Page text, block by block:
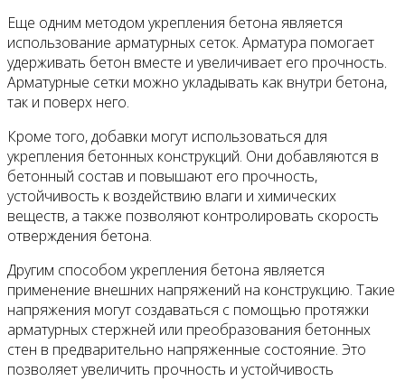
Еще одним методом укрепления бетона является
использование арматурных сеток. Арматура помогает
удерживать бетон вместе и увеличивает его прочность.
Арматурные сетки можно укладывать как внутри бетона,
так и поверх него.
Кроме того, добавки могут использоваться для
укрепления бетонных конструкций. Они добавляются в
бетонный состав и повышают его прочность,
устойчивость к воздействию влаги и химических
веществ, а также позволяют контролировать скорость
отверждения бетона.
Другим способом укрепления бетона является
применение внешних напряжений на конструкцию. Такие
напряжения могут создаваться с помощью протяжки
арматурных стержней или преобразования бетонных
стен в предварительно напряженные состояние. Это
позволяет увеличить прочность и устойчивость